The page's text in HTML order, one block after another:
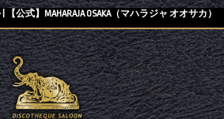
| 【公式】MAHARAJA OSAKA（マハラジャ オオサカ）